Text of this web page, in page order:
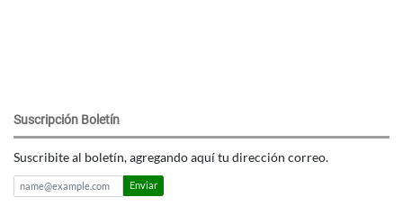
Suscripción Boletín
Suscribite al boletín, agregando aquí tu dirección correo.
Enviar